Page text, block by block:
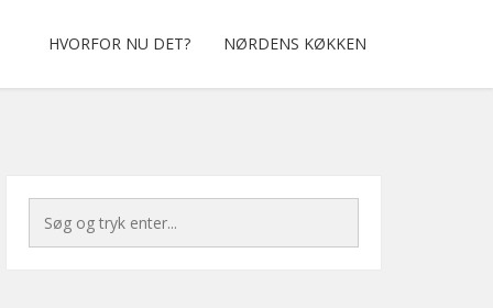
HVORFOR NU DET? NØRDENS KØKKEN